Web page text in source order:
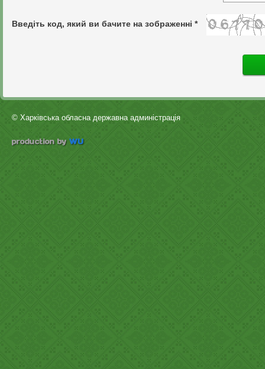
Введіть код, який ви бачите на зображенні *
© Харківська обласна державна админістрація